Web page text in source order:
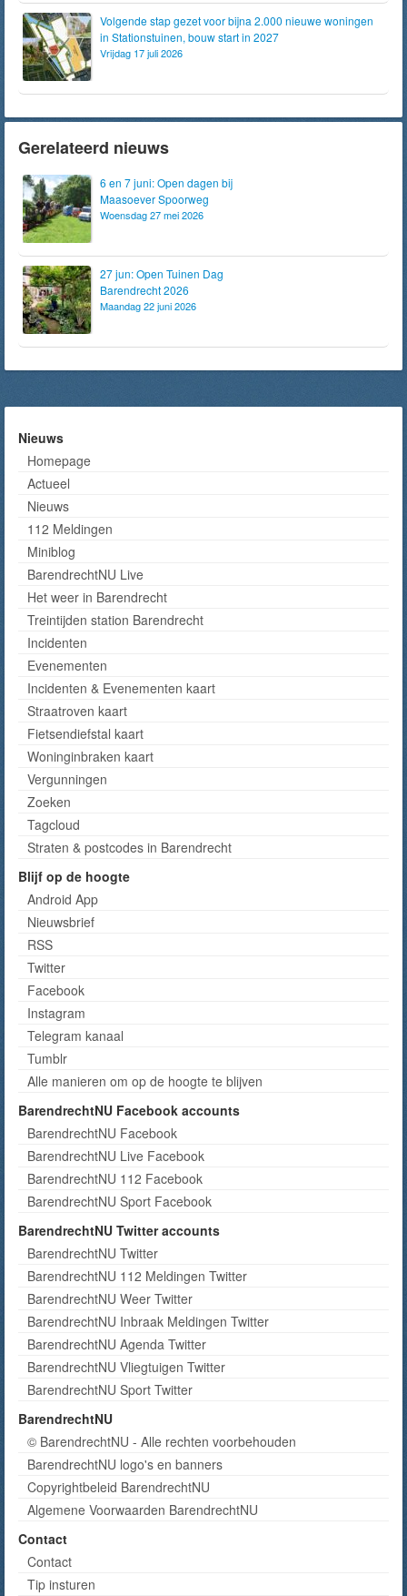
Volgende stap gezet voor bijna 2.000 nieuwe woningen
in Stationstuinen, bouw start in 2027
Vrijdag 17 juli 2026
Gerelateerd nieuws
6 en 7 juni: Open dagen bij
Maasoever Spoorweg
Woensdag 27 mei 2026
27 jun: Open Tuinen Dag
Barendrecht 2026
Maandag 22 juni 2026
Nieuws
Homepage
Actueel
Nieuws
112 Meldingen
Miniblog
BarendrechtNU Live
Het weer in Barendrecht
Treintijden station Barendrecht
Incidenten
Evenementen
Incidenten & Evenementen kaart
Straatroven kaart
Fietsendiefstal kaart
Woninginbraken kaart
Vergunningen
Zoeken
Tagcloud
Straten & postcodes in Barendrecht
Blijf op de hoogte
Android App
Nieuwsbrief
RSS
Twitter
Facebook
Instagram
Telegram kanaal
Tumblr
Alle manieren om op de hoogte te blijven
BarendrechtNU Facebook accounts
BarendrechtNU Facebook
BarendrechtNU Live Facebook
BarendrechtNU 112 Facebook
BarendrechtNU Sport Facebook
BarendrechtNU Twitter accounts
BarendrechtNU Twitter
BarendrechtNU 112 Meldingen Twitter
BarendrechtNU Weer Twitter
BarendrechtNU Inbraak Meldingen Twitter
BarendrechtNU Agenda Twitter
BarendrechtNU Vliegtuigen Twitter
BarendrechtNU Sport Twitter
BarendrechtNU
© BarendrechtNU - Alle rechten voorbehouden
BarendrechtNU logo's en banners
Copyrightbeleid BarendrechtNU
Algemene Voorwaarden BarendrechtNU
Contact
Contact
Tip insturen